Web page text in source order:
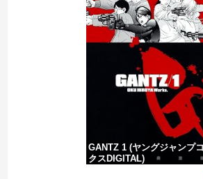
「居眠り運転かな？」→何度も追突→夫婦「これは事
ジャンポケ斎藤と代理人のやりとり、「地獄すぎて完全にコントになって
京都の寺がまた燃える「中国人に
GANTZ 1 (ヤングジャンプ
クスDIGITAL)